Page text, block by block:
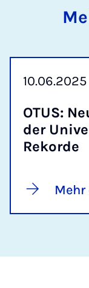
10.06.2025
OTUS:
der
Re­kor­de